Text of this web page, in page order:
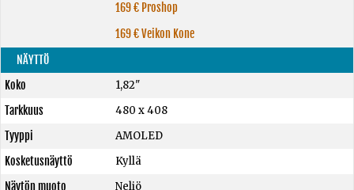
169 € Proshop
169 € Veikon Kone
NÄYTTÖ
Koko
1,82"
Tarkkuus
480 x 408
Tyyppi
AMOLED
Kosketusnäyttö
Kyllä
Näytön muoto
Neliö